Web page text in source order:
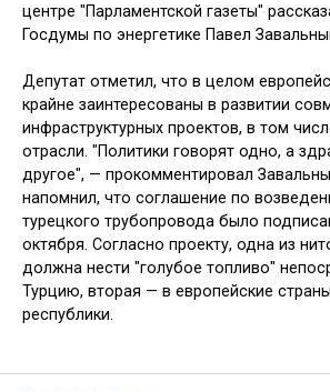
центре "Парламентской газеты"
Госдумы по энергетике Павел
Депутат отметил, что в целом
крайне заинтересованы в развитии
инфраструктурных проектов, в том
отрасли. "Политики говорят одно, а
другое", — прокомментировал
напомнил, что соглашение по
турецкого трубопровода было
октября. Согласно проекту, одна из
должна нести "голубое топливо"
Турцию, вторая — в европейские
республики.